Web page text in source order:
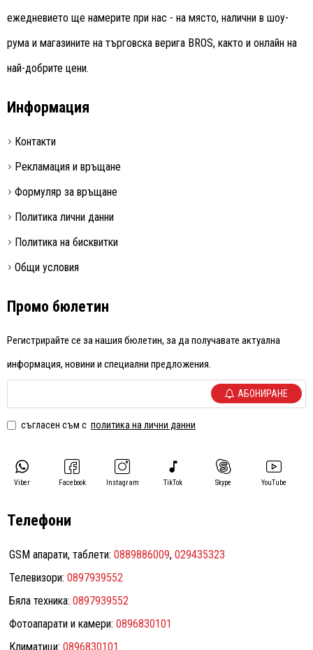
ежедневието ще намерите при нас - на място, налични в шоу-
рума и магазините на търговска верига BROS, както и онлайн на
най-добрите цени.
Информация
Контакти
Рекламация и връщане
Формуляр за връщане
Политика лични данни
Политика на бисквитки
Общи условия
Промо бюлетин
Регистрирайте се за нашия бюлетин, за да получавате актуална
информация, новини и специални предложения.
АБОНИРАНЕ
съгласен съм с политика на лични данни
Viber Facebook Instagram TikTok Skype YouTube
Телефони
GSM апарати, таблети: 0889886009, 029435323
Телевизори: 0897939552
Бяла техника: 0897939552
Фотоапарати и камери: 0896830101
Климатици: 0896830101